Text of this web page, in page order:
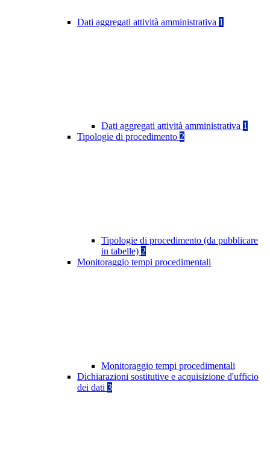
Dati aggregati attività amministrativa 1
Dati aggregati attività amministrativa 1
Tipologie di procedimento 2
Tipologie di procedimento (da pubblicare
in tabelle) 2
Monitoraggio tempi procedimentali
Monitoraggio tempi procedimentali
Dichiarazioni sostitutive e acquisizione d'ufficio
dei dati 3